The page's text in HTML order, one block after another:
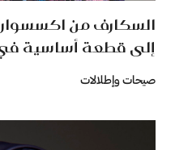
السكارف من اكسسوار
إلى قطعة أساسية
صيحات وإطلالات